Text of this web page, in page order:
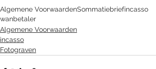
Algemene VoorwaardenSommatiebriefincasso
wanbetaler
Algemene Voorwaarden
incasso
Fotograven